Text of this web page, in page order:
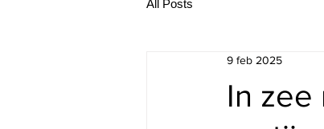
All Posts
In
9 feb 2025